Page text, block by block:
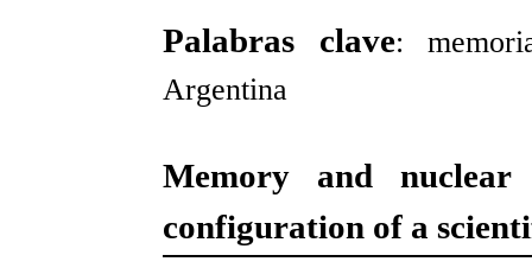
Palabras clave:
Argentina
Memory and
configuration of a